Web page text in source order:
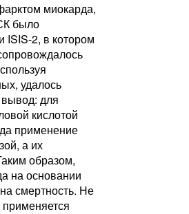
миокарда,
было
ISIS-2, в котором
удалось
для
кислотой
применение
а их
образом,
на основании
смертность. Не